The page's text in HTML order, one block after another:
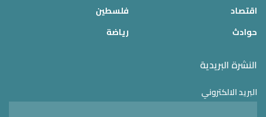
اقتصاد
حوادث
فلسطين
رياضة
النشرة البريدية
البريد الالكتروني